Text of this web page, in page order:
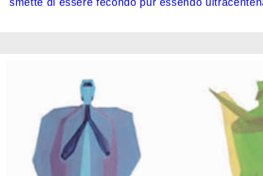
smette di essere fecondo pur essendo